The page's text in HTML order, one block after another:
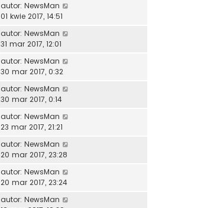
autor: NewsMan
01 kwie 2017, 14:51
autor: NewsMan
31 mar 2017, 12:01
autor: NewsMan
30 mar 2017, 0:32
autor: NewsMan
30 mar 2017, 0:14
autor: NewsMan
23 mar 2017, 21:21
autor: NewsMan
20 mar 2017, 23:28
autor: NewsMan
20 mar 2017, 23:24
autor: NewsMan